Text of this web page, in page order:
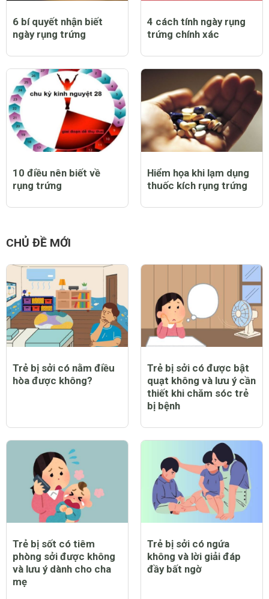
6 bí quyết nhận biết
ngày rụng trứng
4 cách tính ngày rụng
trứng chính xác
10 điều nên biết về
rụng trứng
Hiểm họa khi lạm dụng
thuốc kích rụng trứng
CHỦ ĐỀ MỚI
Trẻ bị sởi có nằm điều
hòa được không?
Trẻ bị sởi có được bật
quạt không và lưu ý cần
thiết khi chăm sóc trẻ
bị bệnh
Trẻ bị sốt có tiêm
phòng sởi được không
và lưu ý dành cho cha
mẹ
Trẻ bị sởi có ngứa
không và lời giải đáp
đầy bất ngờ